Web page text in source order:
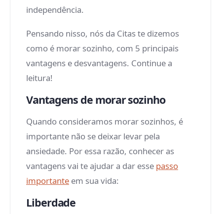
independência.
Pensando nisso, nós da Citas te dizemos
como é morar sozinho, com 5 principais
vantagens e desvantagens. Continue a
leitura!
Vantagens de morar sozinho
Quando consideramos morar sozinhos, é
importante não se deixar levar pela
ansiedade. Por essa razão, conhecer as
vantagens vai te ajudar a dar esse passo
importante em sua vida:
Liberdade